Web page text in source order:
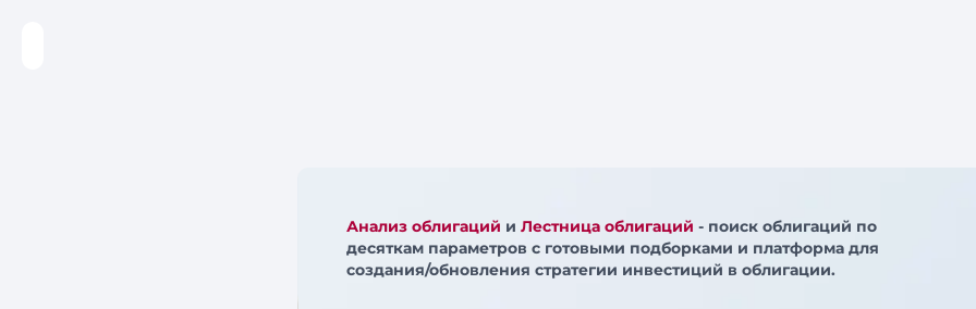
Анализ облигаций и Лестница облигаций - поиск облигаций по
десяткам параметров с готовыми подборками и платформа для
создания/обновления стратегии инвестиций в облигации.